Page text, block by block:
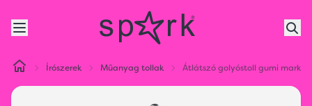
Írószerek Műanyag tollak Átlátszó golyóstoll gumi